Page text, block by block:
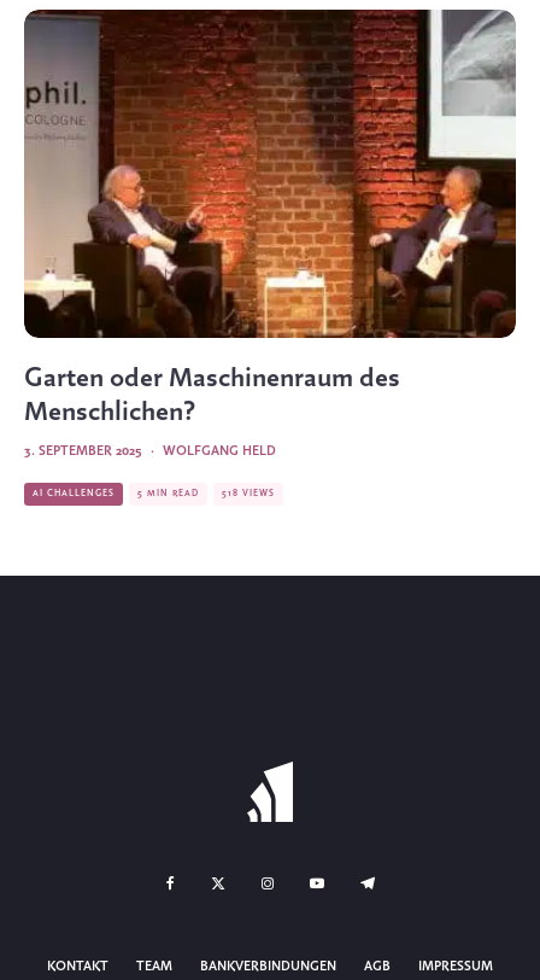
Garten oder Maschinen­raum des
Menschlichen?
WOLFGANG HELD
·
3. SEPTEMBER 2025
AI CHALLENGES 5 MIN READ 518 VIEWS
KONTAKT TEAM BANKVERBINDUNGEN AGB IMPRESSUM